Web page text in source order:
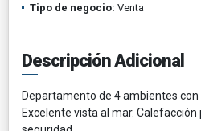
Tipo de negocio: Venta
Descripción Adicional
Departamento de 4 ambientes con
Excelente vista al mar.